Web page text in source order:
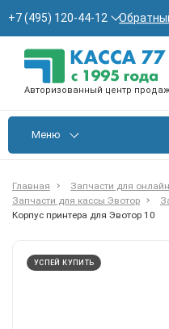
+7 (495) 120-44-12
Авторизованный центр
Меню
Главная
Запчасти для
Запчасти для кассы Эвотор
Корпус принтера для Эвотор 10
УСПЕЙ КУПИТЬ